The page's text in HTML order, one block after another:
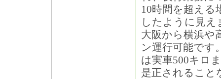
10時間を超える
したように見
大阪から横浜や
ン運行可能です
は実車500キロ
是正されること